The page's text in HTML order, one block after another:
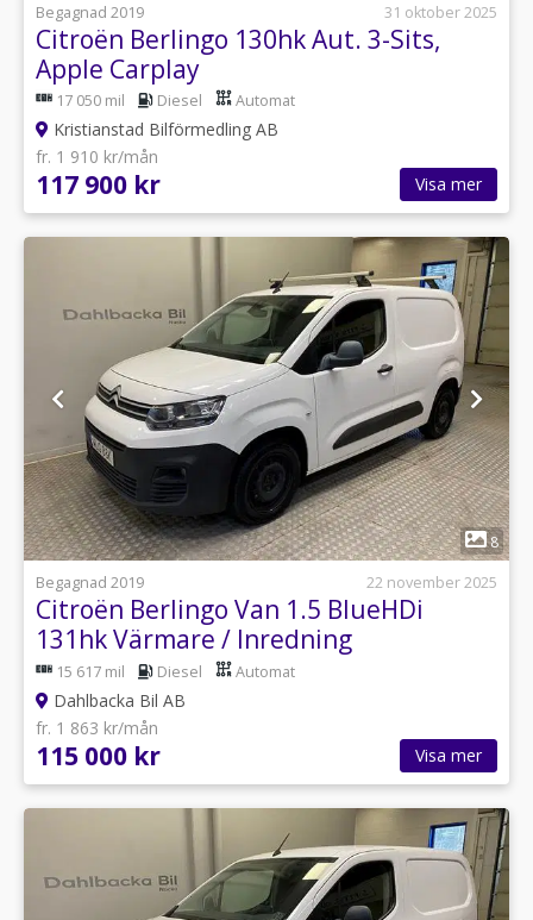
Begagnad 2019
31 oktober 2025
Citroën Berlingo 130hk Aut. 3-Sits,
Apple Carplay
17 050 mil Diesel Automat
Kristianstad Bilförmedling AB
fr. 1 910 kr/mån
117 900 kr Visa mer
1
8
Begagnad 2019
22 november 2025
Citroën Berlingo Van 1.5 BlueHDi
131hk Värmare / Inredning
15 617 mil Diesel Automat
Dahlbacka Bil AB
fr. 1 863 kr/mån
115 000 kr Visa mer